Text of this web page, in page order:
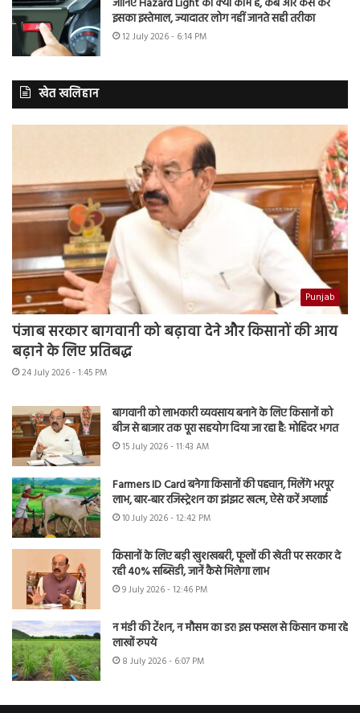
इसका इस्तेमाल, ज्यादातर लोग नहीं जानते सही तरीका
12 July 2026 - 6:14 PM
खेत खलिहान
Punjab
पंजाब सरकार बागवानी को बढ़ावा देने और किसानों की आय
बढ़ाने के लिए प्रतिबद्ध
24 July 2026 - 1:45 PM
बागवानी को लाभकारी व्यवसाय बनाने के लिए किसानों को
बीज से बाजार तक पूरा सहयोग दिया जा रहा है: मोहिंदर भगत
15 July 2026 - 11:43 AM
Farmers ID Card बनेगा किसानों की पहचान, मिलेंगे भरपूर
लाभ, बार-बार रजिस्ट्रेशन का झंझट खत्म, ऐसे करें अप्लाई
10 July 2026 - 12:42 PM
किसानों के लिए बड़ी खुशखबरी, फूलों की खेती पर सरकार दे
रही 40% सब्सिडी, जानें कैसे मिलेगा लाभ
9 July 2026 - 12:46 PM
न मंडी की टेंशन, न मौसम का डर! इस फसल से किसान कमा रहे
लाखों रुपये
8 July 2026 - 6:07 PM